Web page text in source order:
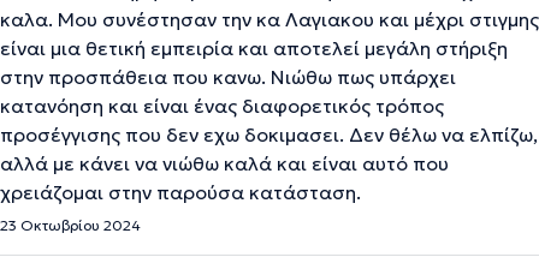
καλα. Μου συνέστησαν την κα Λαγιακου και μέχρι στιγμης
είναι μια θετική εμπειρία και αποτελεί μεγάλη στήριξη
στην προσπάθεια που κανω. Νιώθω πως υπάρχει
κατανόηση και είναι ένας διαφορετικός τρόπος
προσέγγισης που δεν εχω δοκιμασει. Δεν θέλω να ελπίζω,
αλλά με κάνει να νιώθω καλά και είναι αυτό που
χρειάζομαι στην παρούσα κατάσταση.
23 Οκτωβρίου 2024